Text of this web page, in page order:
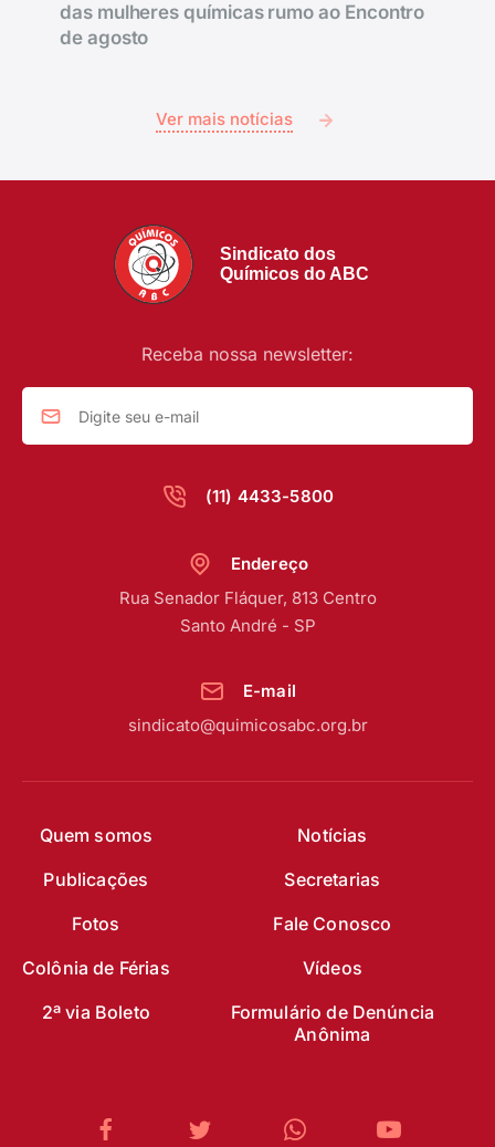
das mulheres químicas rumo ao Encontro
de agosto
Ver mais notícias
Sindicato dos
Químicos do ABC
(11) 4433-5800
Receba nossa newsletter:
Quem somos
Notícias
Publicações
Secretarias
Fotos
Fale Conosco
Colônia de Férias
Vídeos
2ª via Boleto
Formulário de Denúncia
Anônima
Endereço
Rua Senador Fláquer, 813 Centro
Santo André - SP
E-mail
sindicato@quimicosabc.org.br